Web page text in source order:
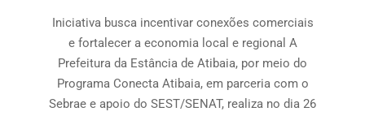
Iniciativa busca incentivar conexões comerciais
e fortalecer a economia local e regional A
Prefeitura da Estância de Atibaia, por meio do
Programa Conecta Atibaia, em parceria com o
Sebrae e apoio do SEST/SENAT, realiza no dia 26